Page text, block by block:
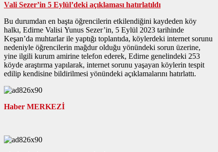
Vali Sezer’in 5 Eylül’deki açıklaması hatırlatıldı
Bu durumdan en başta öğrencilerin etkilendiğini kaydeden köy
halkı, Edirne Valisi Yunus Sezer’in, 5 Eylül 2023 tarihinde
Keşan’da muhtarlar ile yaptığı toplantıda, köylerdeki internet sorunu
nedeniyle öğrencilerin mağdur olduğu yönündeki sorun üzerine,
yine ilgili kurum amirine telefon ederek, Edirne genelindeki 253
köyde araştırma yapılarak, internet sorunu yaşayan köylerin tespit
edilip kendisine bildirilmesi yönündeki açıklamalarını hatırlattı.
Haber MERKEZİ